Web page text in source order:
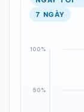
7 NGÀY